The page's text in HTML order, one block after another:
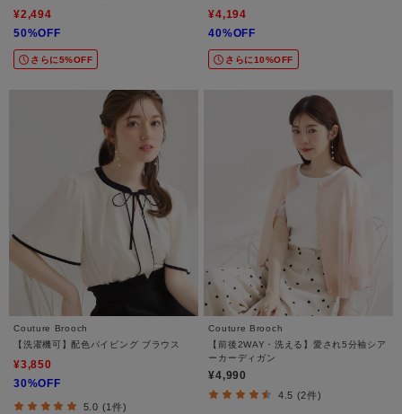
¥2,494
50%OFF
さらに5%OFF
¥4,194
40%OFF
さらに10%OFF
Couture Brooch
【洗濯機可】配色パイピング ブラウス
¥3,850
30%OFF
5.0 (1件)
Couture Brooch
【前後2WAY・洗える】愛され5分袖シア
ーカーディガン
¥4,990
4.5 (2件)